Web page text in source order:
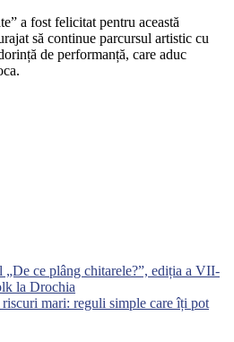
a fost felicitat pentru această
să continue parcursul artistic cu
de performanță, care aduc
„De ce plâng chitarele?”, ediția a VII-
la Drochia
mari: reguli simple care îți pot